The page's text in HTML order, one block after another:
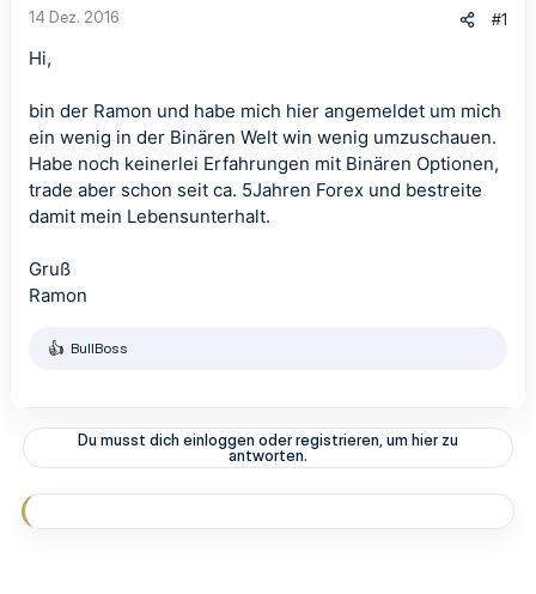
14 Dez. 2016 #1
Hi,
bin der Ramon und habe mich hier angemeldet um mich
ein wenig in der Binären Welt win wenig umzuschauen.
Habe noch keinerlei Erfahrungen mit Binären Optionen,
trade aber schon seit ca. 5Jahren Forex und bestreite
damit mein Lebensunterhalt.
Gruß
Ramon
R
t
o
n
n
BullBoss
Du musst dich einloggen oder registrieren, um hier zu
antworten.